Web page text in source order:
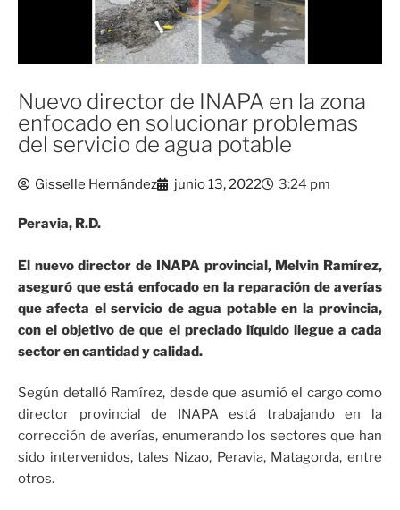
Nuevo director de INAPA en la zona
enfocado en solucionar problemas
del servicio de agua potable
Gisselle Hernández junio 13, 2022 3:24 pm
Peravia, R.D.
El nuevo director de INAPA provincial, Melvin Ramírez,
aseguró que está enfocado en la reparación de averías
que afecta el servicio de agua potable en la provincia,
con el objetivo de que el preciado líquido llegue a cada
sector en cantidad y calidad.
Según detalló Ramírez, desde que asumió el cargo como
director provincial de INAPA está trabajando en la
corrección de averías, enumerando los sectores que han
sido intervenidos, tales Nizao, Peravia, Matagorda, entre
otros.